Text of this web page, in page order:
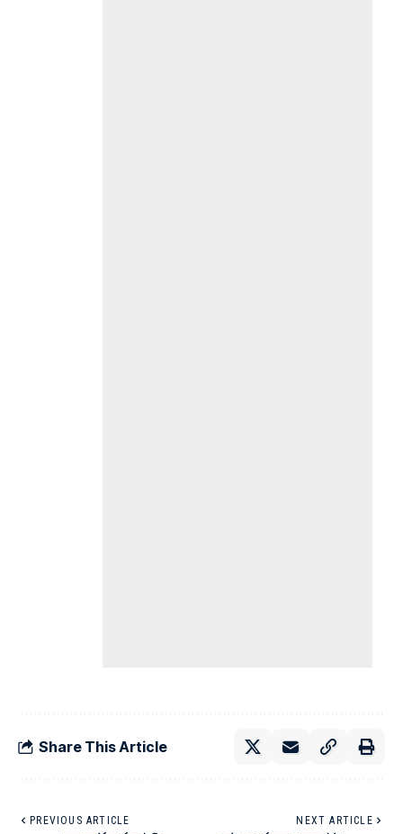
Share This Article
PREVIOUS ARTICLE NEXT ARTICLE